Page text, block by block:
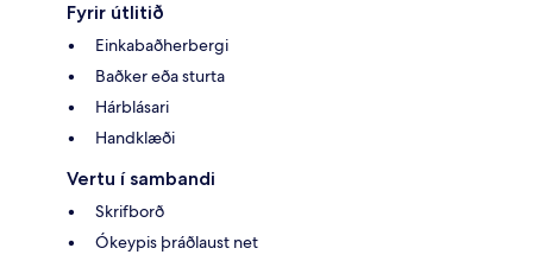
Fyrir útlitið
Einkabaðherbergi
Baðker eða sturta
Hárblásari
Handklæði
Vertu í sambandi
Skrifborð
Ókeypis þráðlaust net